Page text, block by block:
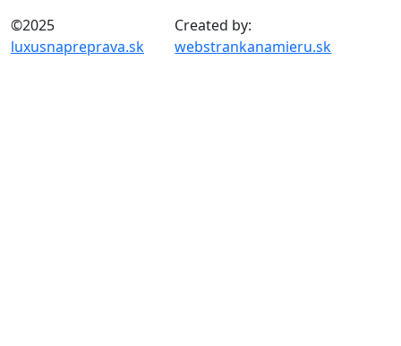
©2025
luxusnapreprava.sk
Created by:
webstrankanamieru.sk